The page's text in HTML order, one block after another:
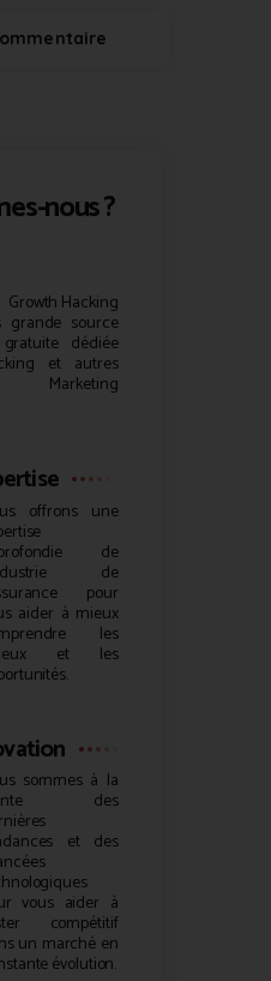
nous ?
Growth Hacking
grande source
gratuite dédiée
et autres
Marketing
offrons une
de
de
pour
aider à mieux
les
et les
sommes à la
des
et des
vous aider à
compétitif
un marché en
évolution.